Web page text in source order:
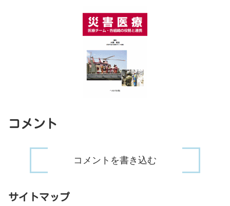
コメント
コメントを書き込む
サイトマップ